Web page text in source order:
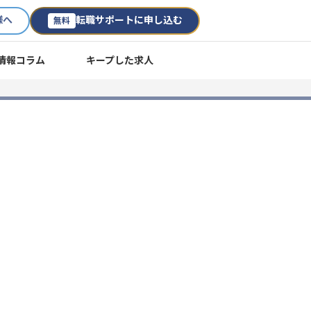
へ 無料 転職サポートに申し込む
報コラム キープした求人